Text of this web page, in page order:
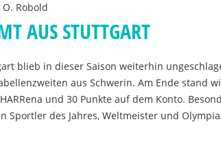
Robold
AUS STUTTGART
blieb in dieser Saison weiterhin
aus Schwerin. Am Ende stand
und 30 Punkte auf dem Konto.
Sportler des Jahres, Weltmeister und